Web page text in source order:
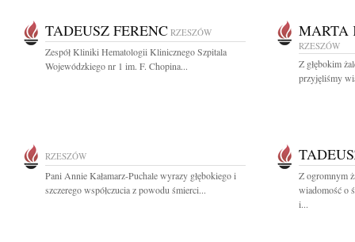
TADEUSZ FERENC RZESZÓW
Zespół Kliniki Hematologii Klinicznego Szpitala
Wojewódzkiego nr 1 im. F. Chopina...
MARTA
RZESZÓW
Z głębokim
przyjęliśmy
RZESZÓW
Pani Annie Kałamarz-Puchale wyrazy głębokiego i
szczerego współczucia z powodu śmierci...
Z ogromnym
wiadomość o
i...